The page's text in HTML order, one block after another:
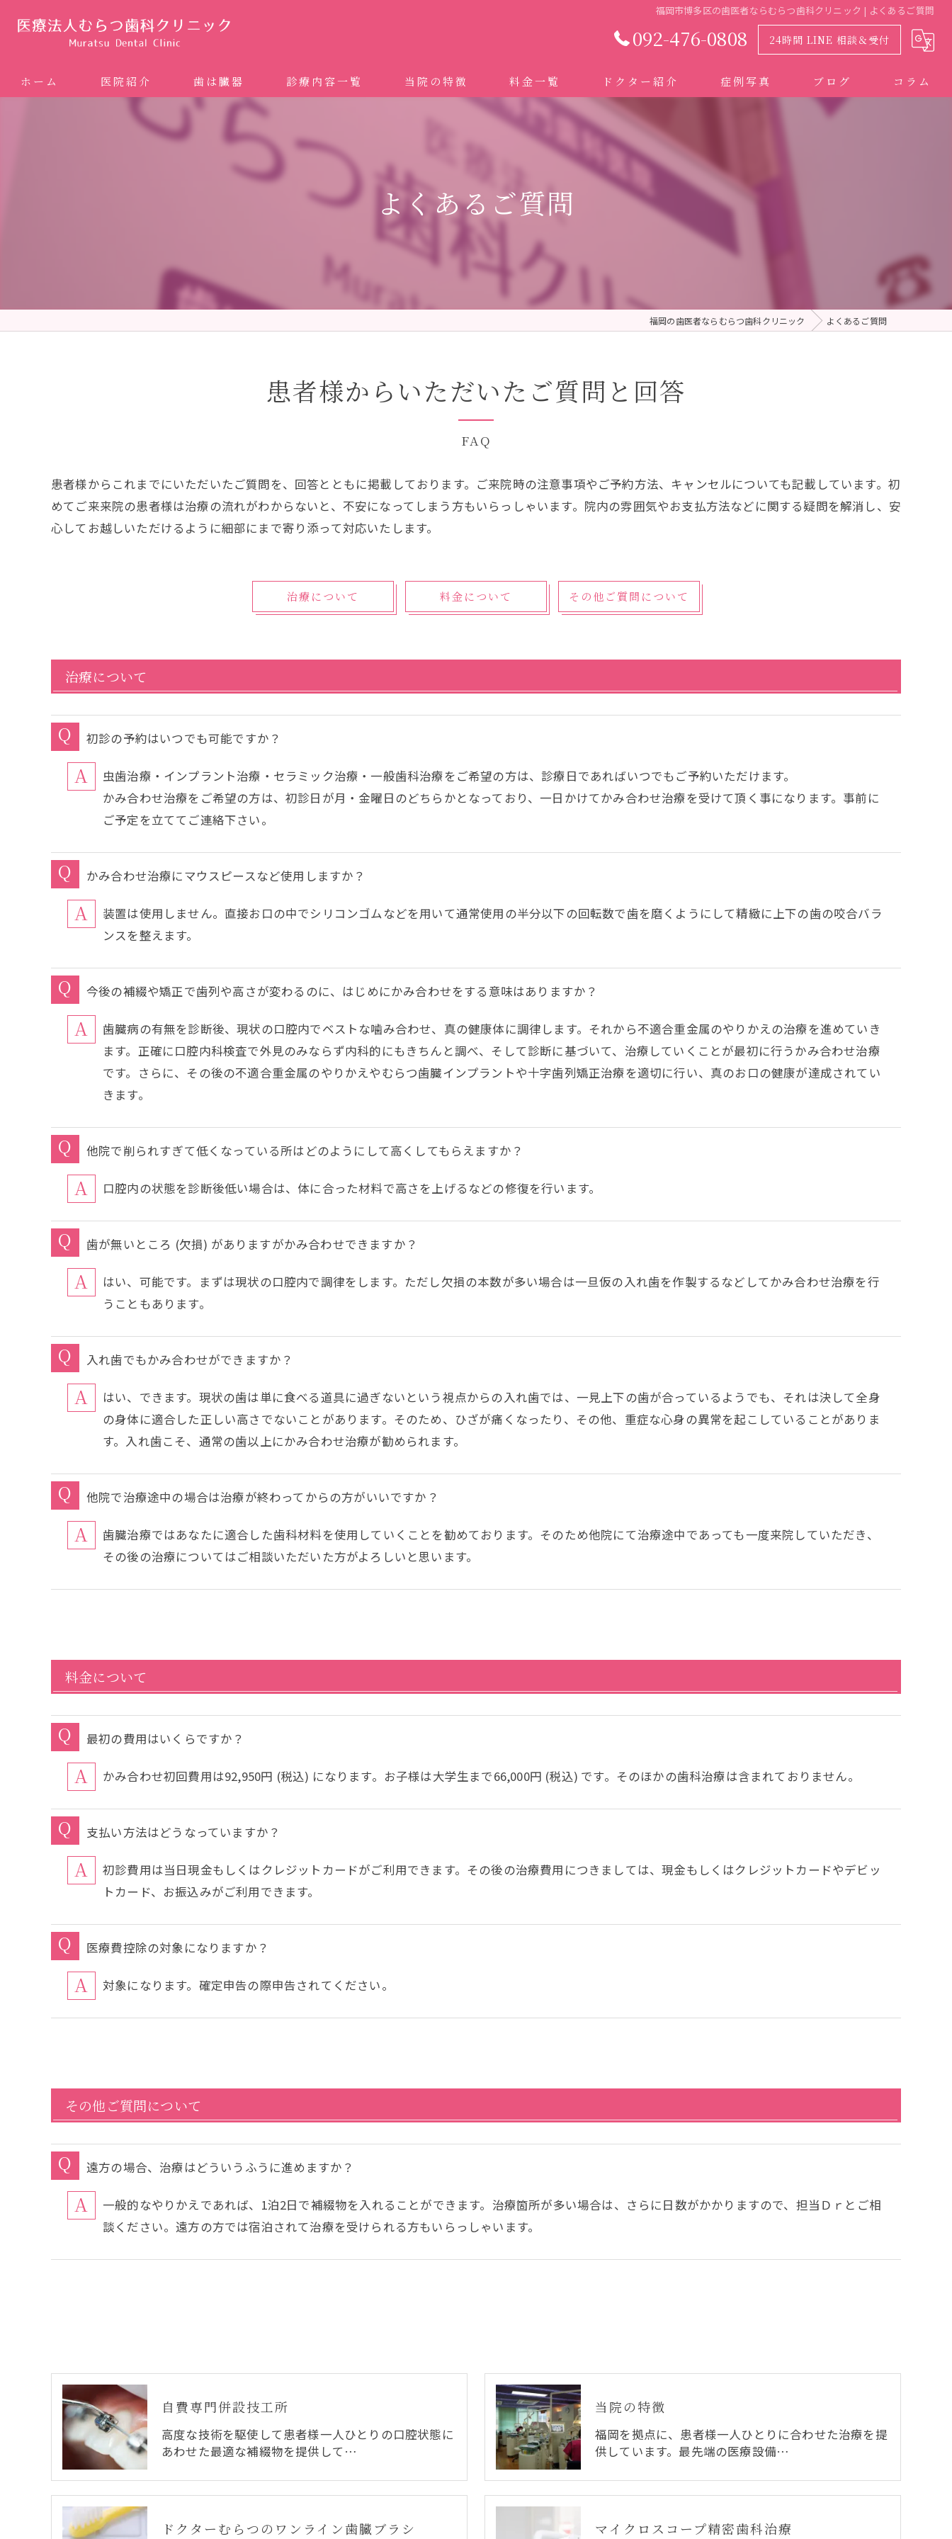
福岡市博多区の歯医者ならむらつ歯科クリニック | よくあるご質問
092-476-0808 24時間 LINE 相談＆受付
ホーム 医院紹介 歯は臓器 診療内容一覧
噛み合わせ治療 ｜全身への影響｜全国から来院されています。
矯正歯科 (インビザライン、マウスピース矯正）
ホワイトニング
歯周病治療（再生医療、エムドゲイン）
予防歯科 (メンテナンス)
当院の特徴
マイクロスコープ精密歯科治療
ドクターむらつのワンライン歯臓ブラシ
グループクリニック
料金一覧 ドクター紹介 症例写真 ブログ コラム
よくあるご質問
福岡の歯医者ならむらつ歯科クリニック よくあるご質問
患者様からいただいたご質問と回答
FAQ
患者様からこれまでにいただいたご質問を、回答とともに掲載しております。ご来院時の注意事項やご予約方法、キャンセルについても記載しています。初
めてご来来院の患者様は治療の流れがわからないと、不安になってしまう方もいらっしゃいます。院内の雰囲気やお支払方法などに関する疑問を解消し、安
心してお越しいただけるように細部にまで寄り添って対応いたします。
治療について 料金について その他ご質問について
治療について
初診の予約はいつでも可能ですか？
虫歯治療・インプラント治療・セラミック治療・一般歯科治療をご希望の方は、診療日であればいつでもご予約いただけます。
かみ合わせ治療をご希望の方は、初診日が月・金曜日のどちらかとなっており、一日かけてかみ合わせ治療を受けて頂く事になります。事前に
ご予定を立ててご連絡下さい。
かみ合わせ治療にマウスピースなど使用しますか？
装置は使用しません。直接お口の中でシリコンゴムなどを用いて通常使用の半分以下の回転数で歯を磨くようにして精緻に上下の歯の咬合バラ
ンスを整えます。
今後の補綴や矯正で歯列や高さが変わるのに、はじめにかみ合わせをする意味はありますか？
歯臓病の有無を診断後、現状の口腔内でベストな噛み合わせ、真の健康体に調律します。それから不適合重金属のやりかえの治療を進めていき
ます。正確に口腔内科検査で外見のみならず内科的にもきちんと調べ、そして診断に基づいて、治療していくことが最初に行うかみ合わせ治療
です。さらに、その後の不適合重金属のやりかえやむらつ歯臓インプラントや十字歯列矯正治療を適切に行い、真のお口の健康が達成されてい
きます。
他院で削られすぎて低くなっている所はどのようにして高くしてもらえますか？
口腔内の状態を診断後低い場合は、体に合った材料で高さを上げるなどの修復を行います。
歯が無いところ (欠損) がありますがかみ合わせできますか？
はい、可能です。まずは現状の口腔内で調律をします。ただし欠損の本数が多い場合は一旦仮の入れ歯を作製するなどしてかみ合わせ治療を行
うこともあります。
入れ歯でもかみ合わせができますか？
はい、できます。現状の歯は単に食べる道具に過ぎないという視点からの入れ歯では、一見上下の歯が合っているようでも、それは決して全身
の身体に適合した正しい高さでないことがあります。そのため、ひざが痛くなったり、その他、重症な心身の異常を起こしていることがありま
す。入れ歯こそ、通常の歯以上にかみ合わせ治療が勧められます。
他院で治療途中の場合は治療が終わってからの方がいいですか？
歯臓治療ではあなたに適合した歯科材料を使用していくことを勧めております。そのため他院にて治療途中であっても一度来院していただき、
その後の治療についてはご相談いただいた方がよろしいと思います。
料金について
最初の費用はいくらですか？
かみ合わせ初回費用は92,950円 (税込) になります。お子様は大学生まで66,000円 (税込) です。そのほかの歯科治療は含まれておりません。
支払い方法はどうなっていますか？
初診費用は当日現金もしくはクレジットカードがご利用できます。その後の治療費用につきましては、現金もしくはクレジットカードやデビッ
トカード、お振込みがご利用できます。
医療費控除の対象になりますか？
対象になります。確定申告の際申告されてください。
その他ご質問について
遠方の場合、治療はどういうふうに進めますか？
一般的なやりかえであれば、1泊2日で補綴物を入れることができます。治療箇所が多い場合は、さらに日数がかかりますので、担当Ｄｒとご相
談ください。遠方の方では宿泊されて治療を受けられる方もいらっしゃいます。
自費専門併設技工所
高度な技術を駆使して患者様一人ひとりの口腔状態に
あわせた最適な補綴物を提供して…
当院の特徴
福岡を拠点に、患者様一人ひとりに合わせた治療を提
供しています。最先端の医療設備…
ドクターむらつのワンライン歯臓ブラシ マイクロスコープ精密歯科治療